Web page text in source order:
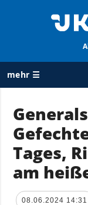
mehr ☰
ALLE
RUBRIKEN
Krieg
der Ukraine
Tages,
am
08.06.2024 14:31